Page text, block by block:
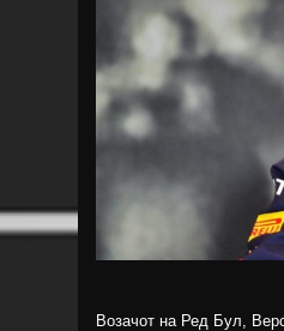
Возачот на Ред Бул,